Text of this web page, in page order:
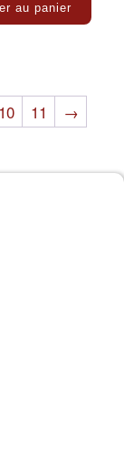
au panier
10 11 →